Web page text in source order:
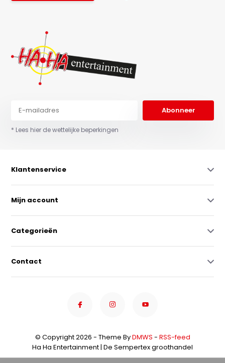
Abonneer
* Lees hier de wettelijke beperkingen
Klantenservice
Mijn account
Categorieën
Contact
© Copyright 2026 - Theme ByDMWS - RSS-feed
Ha Ha Entertainment | De Sempertex groothandel